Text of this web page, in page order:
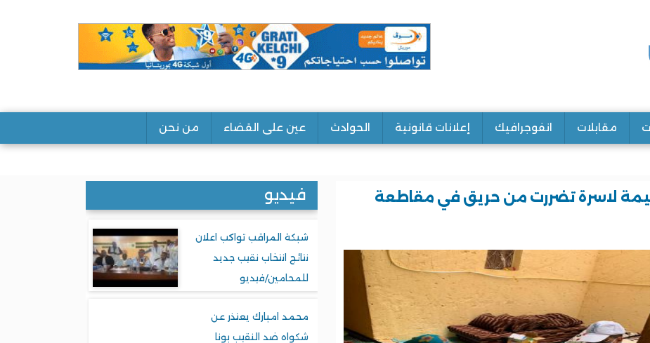
مقابلات انفوجرافيك إعلانات قانونية الحوادث عين على القضاء من نحن
لاسرة تضررت من حريق في مقاطعة
فيديو
شبكة المراقب تواكب اعلان
نتائج انتخاب نقيب جديد
للمحامين/فيديو
محمد امبارك يعتذر عن
شكواه ضد النقيب بونا